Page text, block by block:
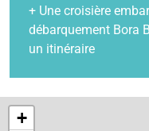
+ Une croisière
débarquement Bora
un itinéraire
+